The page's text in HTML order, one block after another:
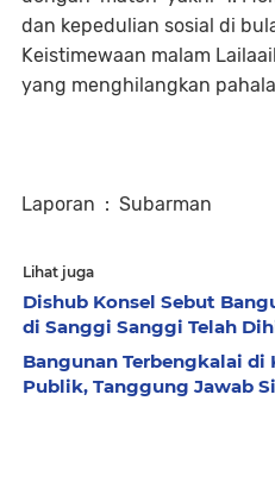
dan kepedulian sosial di
Keistimewaan malam
yang menghilangkan
Laporan : Subarman
Lihat juga
Dishub Konsel Sebut
di Sanggi Sanggi Telah
Bangunan Terbengkalai di
Publik, Tanggung Jawab